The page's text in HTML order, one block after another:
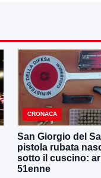
CRONACA
San Giorgio del
pistola rubata
sotto il cuscino:
51enne